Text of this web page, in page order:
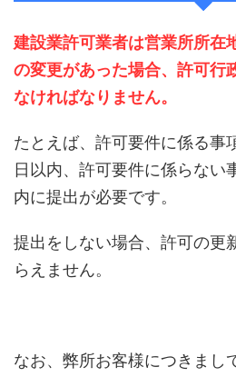
建設業許可業者は営業所所在
の変更があった場合、許可行
なければなりません。
たとえば、許可要件に係る事
日以内、許可要件に係らない
内に提出が必要です。
提出をしない場合、許可の更
らえません。
なお、弊所お客様につきまし